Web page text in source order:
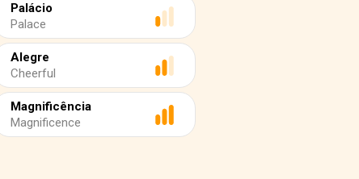
Palácio
Palace
Alegre
Cheerful
Magnificência
Magnificence